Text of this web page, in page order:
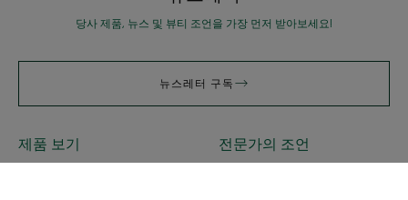
당사 제품, 뉴스 및 뷰티 조언을 가장 먼저 받아보세요!
뉴스레터 구독
제품 보기 전문가의 조언